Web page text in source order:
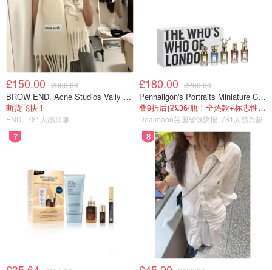
£150.00 £300.00
BROW END. Acne Studios Vally 刺绣围巾 白色
断货飞快！
END. 781人感兴趣
£180.00 £200.00
Penhaligon's Portraits Miniature Collection 香氛套装 5瓶装
叠9折后仅£36/瓶！全热款+标志性兽首头
Dealmoon英国省钱快报 781人感兴趣
7 8